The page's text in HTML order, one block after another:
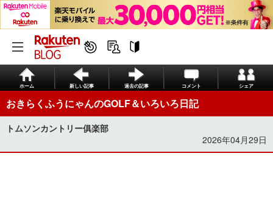
ホーム 新しい記事 過去の記事 コメント シェア
おきらくふうにゃんのGOLF＆いろいろ日記
トムソンカントリー俱楽部
2026年04月29日